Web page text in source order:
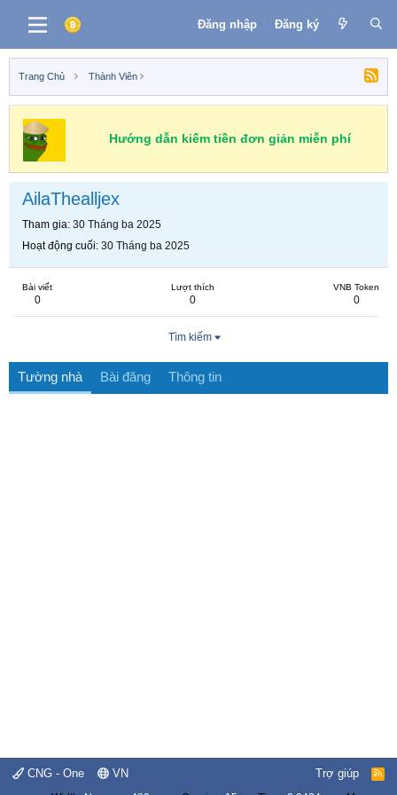
Đăng nhập Đăng ký
Trang Chủ Thành Viên
Hướng dẫn kiếm tiền đơn giản miễn phí
AilaThealljex
Tham gia 30 Tháng ba 2025
Hoạt động cuối 30 Tháng ba 2025
Bài viết
0
Lượt thích
0
VNB Token
0
Tìm kiếm
Tường nhà Bài đăng Thông tin
CNG - One VN Trợ giúp
R